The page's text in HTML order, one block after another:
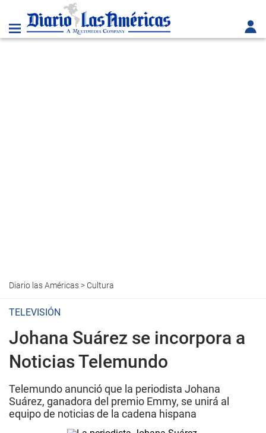
Diario las Américas> Cultura
TELEVISIÓN
Johana Suárez se incorpora a
Noticias Telemundo
Telemundo anunció que la periodista Johana
Suárez, ganadora del premio Emmy, se unirá al
equipo de noticias de la cadena hispana